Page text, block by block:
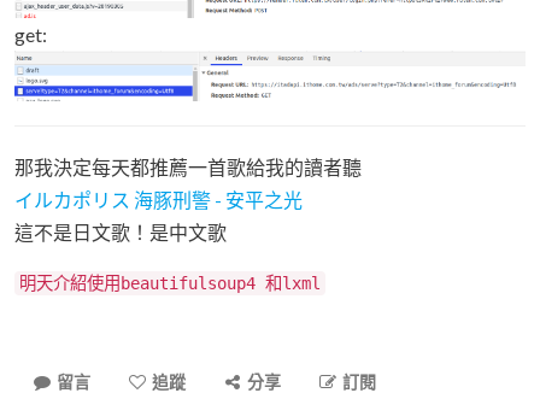
get:
那我決定每天都推薦一首歌給我的讀者聽
イルカポリス 海豚刑警 - 安平之光
這不是日文歌！是中文歌
明天介紹使用beautifulsoup4 和lxml
留言 追蹤 分享 訂閱